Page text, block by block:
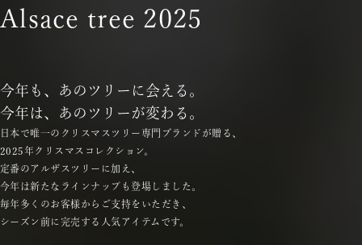
Alsace tree 2025
今年も、あのツリーに会える。
今年は、あのツリーが変わる。
日本で唯一のクリスマスツリー専門ブランドが贈る、
2025年クリスマスコレクション。
定番のアルザスツリーに加え、
今年は新たなラインナップも登場しました。
毎年多くのお客様からご支持をいただき、
シーズン前に完売する人気アイテムです。